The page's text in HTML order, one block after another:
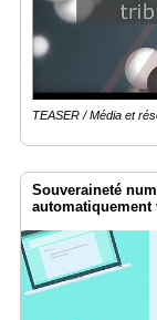
TEASER / Média et
Souveraineté
automatiquement